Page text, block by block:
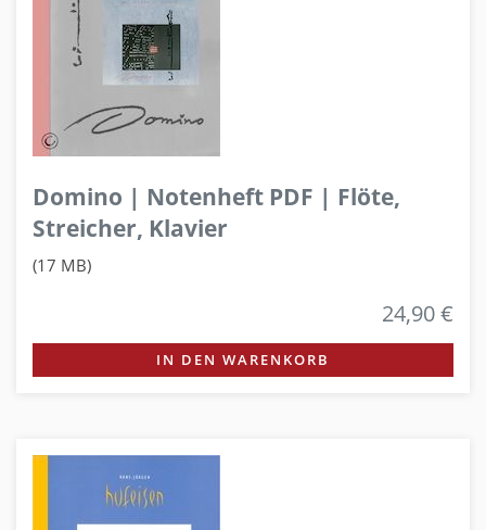
Domino | Notenheft PDF | Flöte,
Streicher, Klavier
(17 MB)
24,90 €
IN DEN WARENKORB